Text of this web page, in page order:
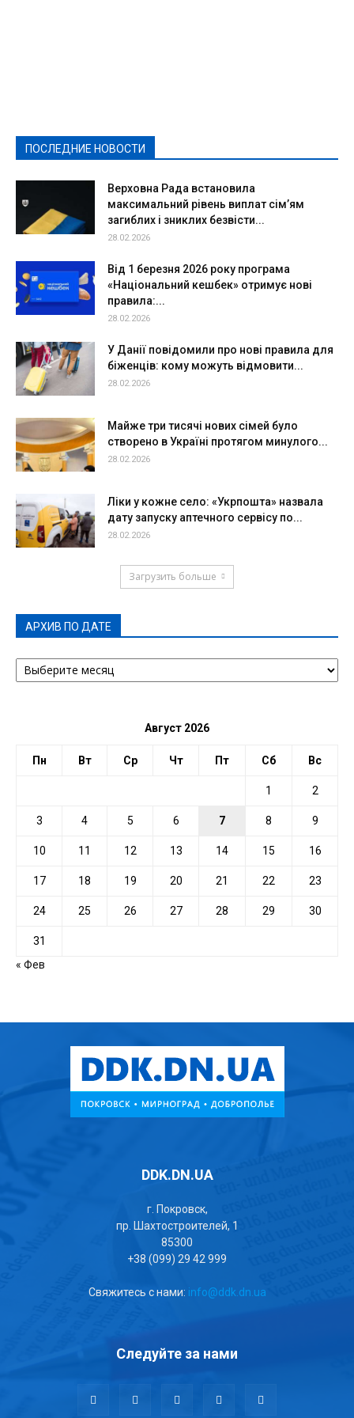
ПОСЛЕДНИЕ НОВОСТИ
Верховна Рада встановила
максимальний рівень виплат сім’ям
загиблих і зниклих безвісти...
28.02.2026
Від 1 березня 2026 року програма
«Національний кешбек» отримує нові
правила:...
28.02.2026
У Данії повідомили про нові правила для
біженців: кому можуть відмовити...
28.02.2026
Майже три тисячі нових сімей було
створено в Україні протягом минулого...
28.02.2026
Ліки у кожне село: «Укрпошта» назвала
дату запуску аптечного сервісу по...
28.02.2026
Загрузить больше
АРХИВ ПО ДАТЕ
АРХИВ
ПО
Август 2026
Пн Вт Ср Чт Пт Сб Вс
1 2
3 4 5 6 7 8 9
10 11 12 13 14 15 16
17 18 19 20 21 22 23
24 25 26 27 28 29 30
31
« Фев
DDK.DN.UA
г. Покровск,
пр. Шахтостроителей, 1
85300
+38 (099) 29 42 999
Свяжитесь с нами: info@ddk.dn.ua
Следуйте за нами